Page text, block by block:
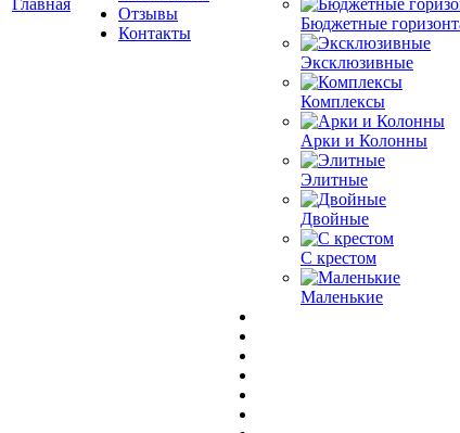
Главная
Отзывы
Контакты
Бюджетные
Эксклюзивные
Комплексы
Арки и Колонны
Элитные
Двойные
С крестом
Маленькие